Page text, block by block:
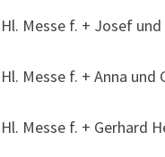
Hl. Messe f. + Josef
Hl. Messe f. + Anna
Hl. Messe f. + Gerhard